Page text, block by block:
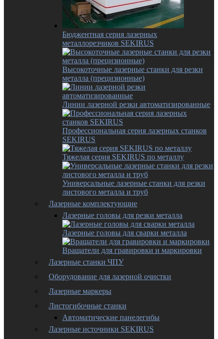
Бюджентная серия лазерных
металлорезчиков SEKIRUS
Высокоточные лазерные станки для резки
металла (прецизионные)
Линии лазерной резки автоматизированные
Профессиональная серия лазерных станков
SEKIRUS
Тяжелая серия SEKIRUS по металлу
Универсальные лазерные станки для резки
листового металла и труб
Лазерные комплектующие
Лазерные головы для резки металла
Лазерные головы для сварки металла
Вращатели для гравировки и маркировки
Лазерные станки ЧПУ
Оборудование для лазерной очистки
Лазерные маркеры
Листогибочные станки
Автоматические панелегибы
Лазерные источники SEKIRUS